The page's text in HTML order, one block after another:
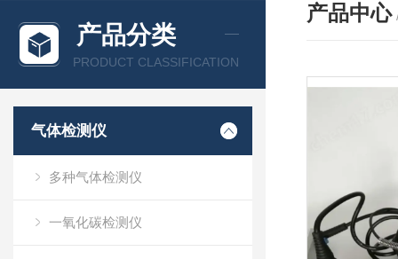
产品分类
PRODUCT CLASSIFICATION
气体检测仪
多种气体检测仪
一氧化碳检测仪
产品中心